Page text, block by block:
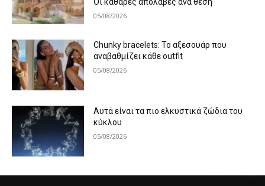
05/08/2026
Chunky bracelets: Το αξεσουάρ που
αναβαθμίζει κάθε outfit
05/08/2026
Αυτά είναι τα πιο ελκυστικά ζώδια του
κύκλου
05/08/2026